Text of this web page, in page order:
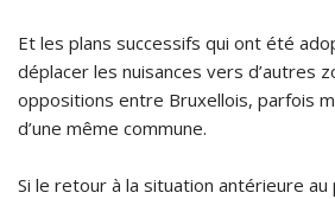
Et les plans successifs qui ont été
déplacer les nuisances vers d’autres
oppositions entre Bruxellois, parfois
d’une même commune.
Si le retour à la situation antérieure au